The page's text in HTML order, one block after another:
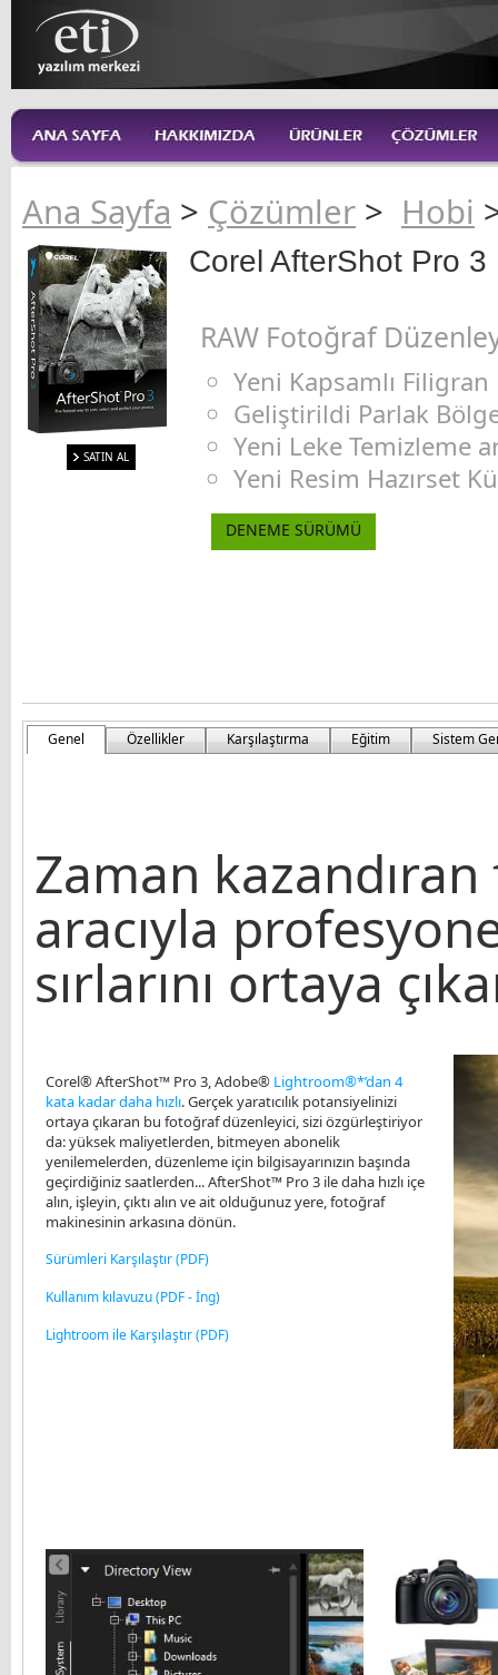
Ana Sayfa > Çözümler > Hobi
SATIN AL
Corel AfterShot Pro 3
RAW Fotoğraf
Yeni Kapsamlı Filigran
Geliştirildi Parlak
Yeni Leke Temizleme
Yeni Resim Hazırset
DENEME SÜRÜMÜ
Genel Özellikler Karşılaştırma Eğitim Sistem
Zaman
aracıyla
sırlarını ortaya
Corel® AfterShot™ Pro 3, Adobe® Lightroom®*’dan 4
kata kadar daha hızlı. Gerçek yaratıcılık potansiyelinizi
ortaya çıkaran bu fotoğraf düzenleyici, sizi özgürleştiriyor
da: yüksek maliyetlerden, bitmeyen abonelik
yenilemelerden, düzenleme için bilgisayarınızın başında
geçirdiğiniz saatlerden... AfterShot™ Pro 3 ile daha hızlı içe
alın, işleyin, çıktı alın ve ait olduğunuz yere, fotoğraf
makinesinin arkasına dönün.
Sürümleri Karşılaştır (PDF)
Kullanım kılavuzu (PDF - İng)
Lightroom ile Karşılaştır (PDF)